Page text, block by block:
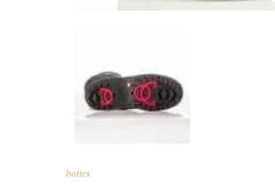
bottes